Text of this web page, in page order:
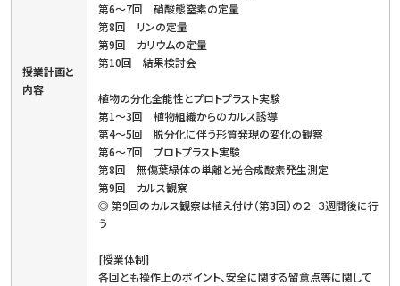
授業計画と
内容
第6〜7回 硝酸態窒素の定量
第8回 リンの定量
第9回 カリウムの定量
第10回 結果検討会
植物の分化全能性とプロトプラスト実験
第1〜3回 植物組織からのカルス誘導
第4〜5回 脱分化に伴う形質発現の変化の観察
第6〜7回 プロトプラスト実験
第8回 無傷葉緑体の単離と光合成酸素発生測定
第9回 カルス観察
◎ 第9回のカルス観察は植え付け（第3回）の２−３週間後に行
う
[授業体制]
各回とも操作上のポイント、安全に関する留意点等に関して